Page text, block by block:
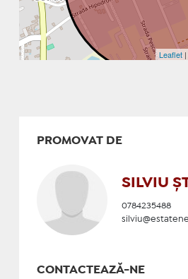
Leaflet
PROMOVAT DE
SILVIU
0784235488
CONTACTEAZĂ-NE